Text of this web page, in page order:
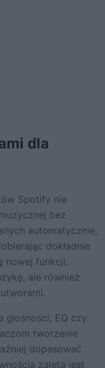
dla
Spotify nie
bez
automatycznie,
dokładnie
nowej funkcji,
ale również
EQ czy
tworzenie
dopasować
zaletą jest